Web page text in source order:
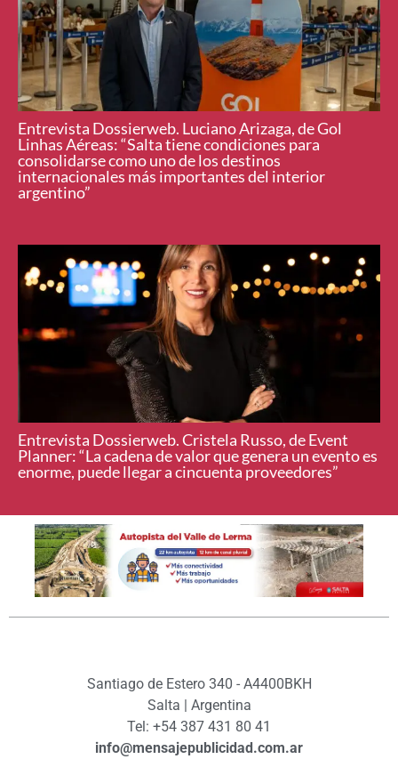
Entrevista Dossierweb. Luciano Arizaga, de Gol
Linhas Aéreas: “Salta tiene condiciones para
consolidarse como uno de los destinos
internacionales más importantes del interior
argentino”
Entrevista Dossierweb. Cristela Russo, de Event
Planner: “La cadena de valor que genera un evento es
enorme, puede llegar a cincuenta proveedores”
Santiago de Estero 340 - A4400BKH
Salta | Argentina
Tel: +54 387 431 80 41
info@mensajepublicidad.com.ar